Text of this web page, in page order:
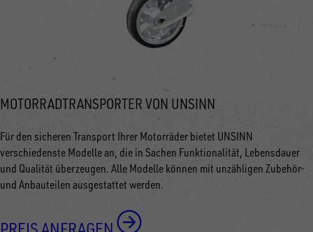
MOTORRADTRANSPORTER VON UNSINN
Für den sicheren Transport Ihrer Motorräder bietet UNSINN
verschiedenste Modelle an, die in Sachen Funktionalität, Lebensdauer
und Qualität überzeugen. Alle Modelle können mit unzähligen Zubehör-
und Anbauteilen ausgestattet werden.